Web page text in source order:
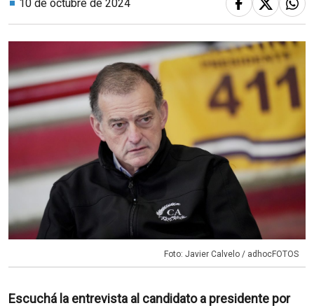
10 de octubre de 2024
Foto: Javier Calvelo / adhocFOTOS
Escuchá la entrevista al candidato a presidente por